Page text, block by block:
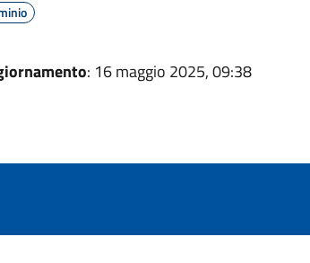
: 16 maggio 2025, 09:38